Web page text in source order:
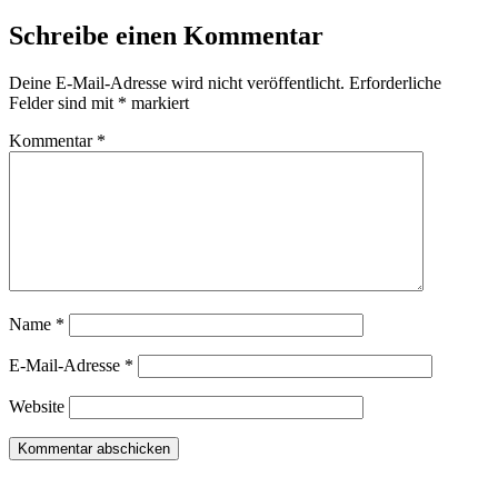
Schreibe einen Kommentar
Deine E-Mail-Adresse wird nicht veröffentlicht. Erforderliche
Felder sind mit * markiert
Kommentar *
Name *
E-Mail-Adresse *
Website